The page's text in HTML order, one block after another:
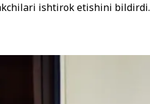
ishtirok etishini bildirdi.